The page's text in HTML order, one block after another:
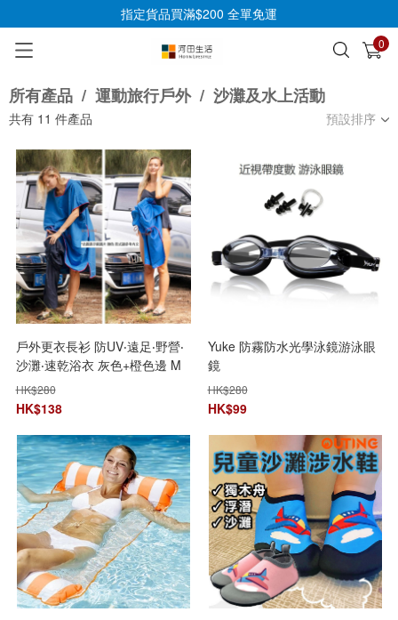
指定貨品買滿$200 全單免運
0
已加入購物車 查看
所有產品 / 運動旅行戶外 / 沙灘及水上活動
共有 11 件產品 預設排序
戶外更衣長衫 防UV‧遠足‧野營‧
沙灘‧速乾浴衣 灰色+橙色邊 M
沙灘活動不可少更衣室
HK$280
HK$138
Yuke 防霧防水光學泳鏡游泳眼
鏡
HK$280
HK$99